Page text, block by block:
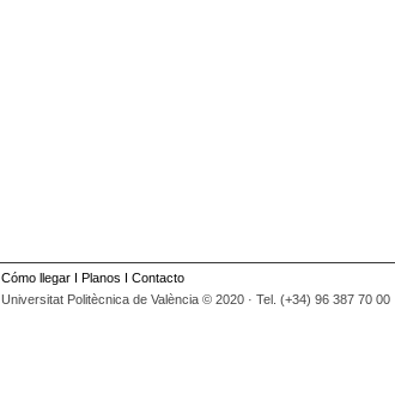
Cómo llegar I Planos I Contacto
Universitat Politècnica de València © 2020 · Tel. (+34) 96 387 70 00